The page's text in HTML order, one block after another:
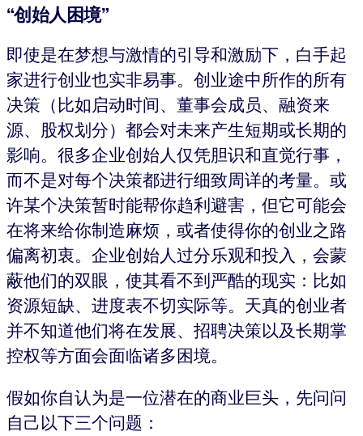
“创始人困境”
即使是在梦想与激情的引导和激励下，白手起
家进行创业也实非易事。创业途中所作的所有
决策（比如启动时间、董事会成员、融资来
源、股权划分）都会对未来产生短期或长期的
影响。很多企业创始人仅凭胆识和直觉行事，
而不是对每个决策都进行细致周详的考量。或
许某个决策暂时能帮你趋利避害，但它可能会
在将来给你制造麻烦，或者使得你的创业之路
偏离初衷。企业创始人过分乐观和投入，会蒙
蔽他们的双眼，使其看不到严酷的现实：比如
资源短缺、进度表不切实际等。天真的创业者
并不知道他们将在发展、招聘决策以及长期掌
控权等方面会面临诸多困境。
假如你自认为是一位潜在的商业巨头，先问问
自己以下三个问题：